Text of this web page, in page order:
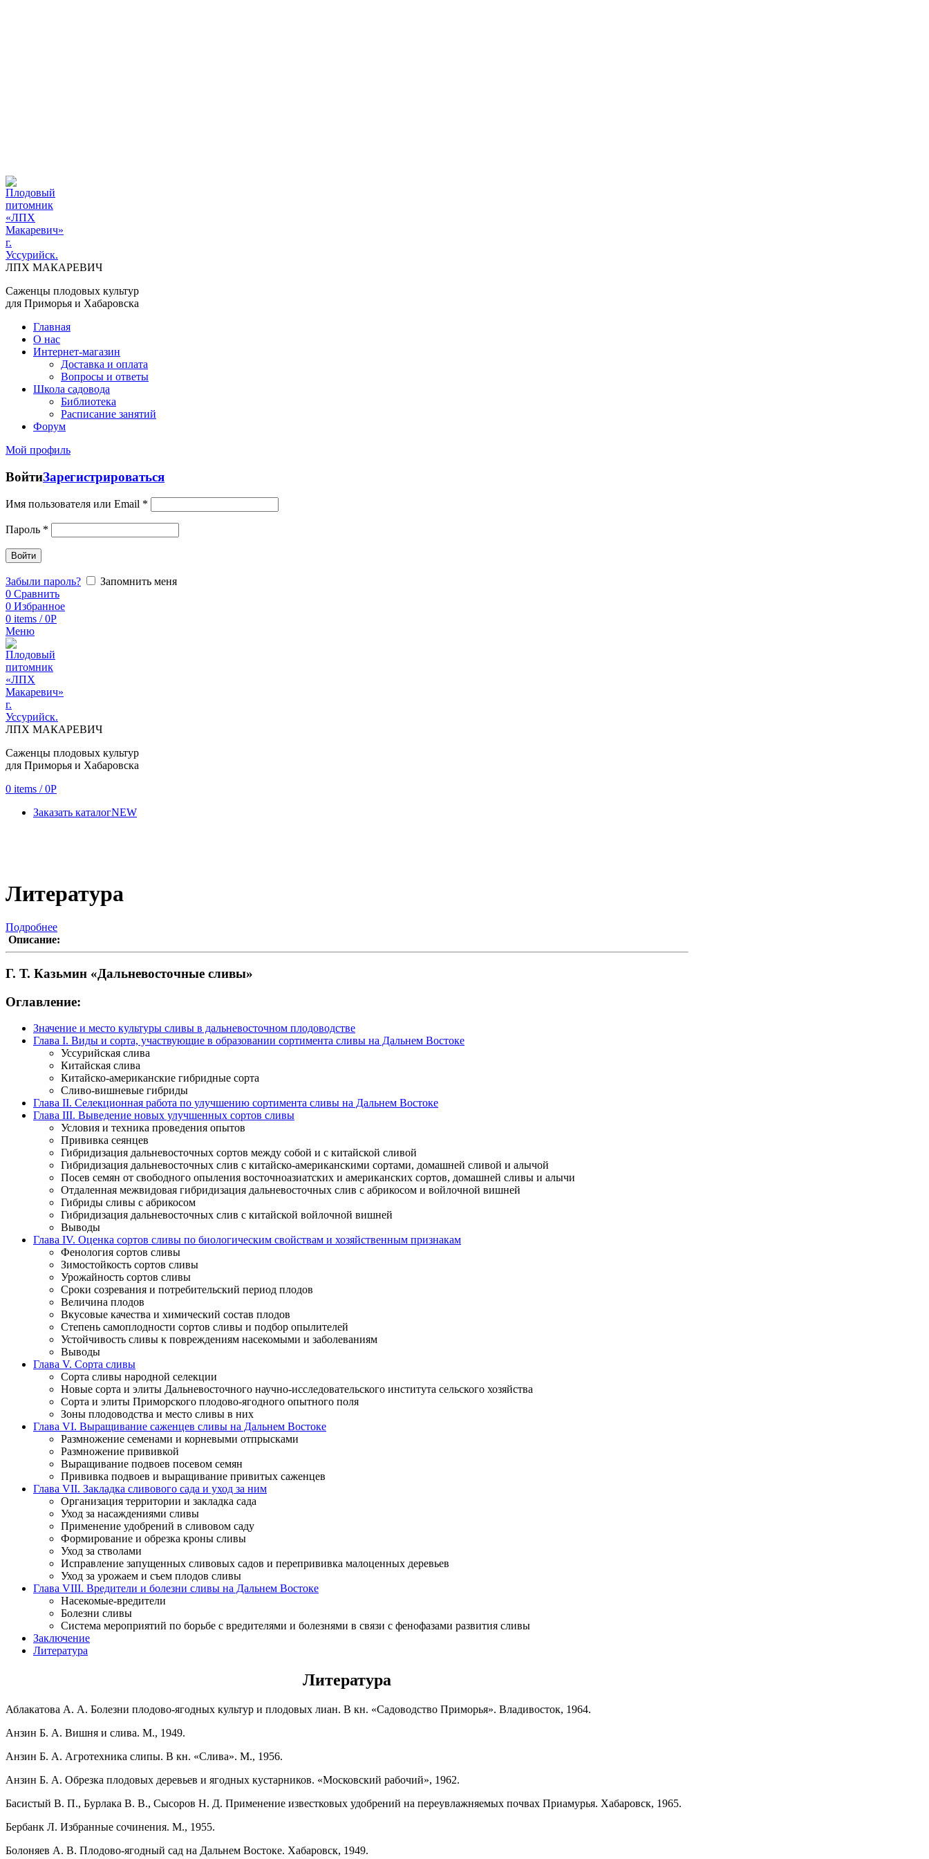
ЛПХ МАКАРЕВИЧ
Саженцы плодовых культур
для Приморья и Хабаровска
Главная
О нас
Интернет-магазин
Доставка и оплата
Вопросы и ответы
Школа садовода
Библиотека
Расписание занятий
Форум
Мой профиль
ВойтиЗарегистрироваться
Имя пользователя или Email *
Пароль *
Войти
Забыли пароль?
Запомнить меня
0 Сравнить
0 Избранное
0 items / 0Р
Меню
ЛПХ МАКАРЕВИЧ
Саженцы плодовых культур
для Приморья и Хабаровска
0 items / 0Р
Заказать каталогNEW
Литература
Подробнее
Описание:
Г. Т. Казьмин «Дальневосточные сливы»
Оглавление:
Значение и место культуры сливы в дальневосточном плодоводстве
Глава I. Виды и сорта, участвующие в образовании сортимента сливы на Дальнем Востоке
Уссурийская слива
Китайская слива
Китайско-американские гибридные сорта
Сливо-вишневые гибриды
Глава II. Селекционная работа по улучшению сортимента сливы на Дальнем Востоке
Главa III. Выведение новых улучшенных сортов сливы
Условия и техника проведения опытов
Прививка сеянцев
Гибридизация дальневосточных сортов между собой и с китайской сливой
Гибридизация дальневосточных слив с китайско-американскими сортами, домашней сливой и алычой
Посев семян от свободного опыления восточноазиатских и американских сортов, домашней сливы и алычи
Отдаленная межвидовая гибридизация дальневосточных слив с абрикосом и войлочной вишней
Гибриды сливы с абрикосом
Гибридизация дальневосточных слив с китайской войлочной вишней
Выводы
Глава IV. Оценка сортов сливы по биологическим свойствам и хозяйственным признакам
Фенология сортов сливы
Зимостойкость сортов сливы
Урожайность сортов сливы
Сроки созревания и потребительский период плодов
Величина плодов
Вкусовые качества и химический состав плодов
Степень самоплодности сортов сливы и подбор опылителей
Устойчивость сливы к повреждениям насекомыми и заболеваниям
Выводы
Глава V. Сорта сливы
Сорта сливы народной селекции
Новые сорта и элиты Дальневосточного научно-исследовательского института сельского хозяйства
Сорта и элиты Приморского плодово-ягодного опытного поля
Зоны плодоводства и место сливы в них
Глава VI. Выращивание саженцев сливы на Дальнем Востоке
Размножение семенами и корневыми отпрысками
Размножение прививкой
Выращивание подвоев посевом семян
Прививка подвоев и выращивание привитых саженцев
Глава VII. Закладка сливового сада и уход за ним
Организация территории и закладка сада
Уход за насаждениями сливы
Применение удобрений в сливовом саду
Формирование и обрезка кроны сливы
Уход за стволами
Исправление запущенных сливовых садов и перепрививка малоценных деревьев
Уход за урожаем и съем плодов сливы
Глава VIII. Вредители и болезни сливы на Дальнем Востоке
Насекомые-вредители
Болезни сливы
Система мероприятий по борьбе с вредителями и болезнями в связи с фенофазами развития сливы
Заключение
Литература
Литература
Аблакатова А. А. Болезни плодово-ягодных культур и плодовых лиан. В кн. «Садоводство Приморья». Владивосток, 1964.
Анзин Б. А. Вишня и слива. М., 1949.
Анзин Б. А. Агротехника слипы. В кн. «Слива». М., 1956.
Анзин Б. А. Обрезка плодовых деревьев и ягодных кустарников. «Московский рабочий», 1962.
Басистый В. П., Бурлака В. В., Сысоров Н. Д. Применение известковых удобрений на переувлажняемых почвах Приамурья. Хабаровск, 1965.
Бербанк Л. Избранные сочинения. М., 1955.
Болоняев А. В. Плодово-ягодный сад на Дальнем Востоке. Хабаровск, 1949.